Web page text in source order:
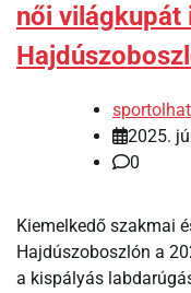
női világkupát
sportolhat
2025.
0
Kiemelkedő szakmai
Hajdúszoboszlón a
a kispályás